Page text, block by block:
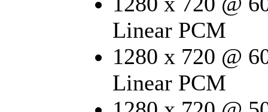
Linear PCM
1280 x 720 @
Linear PCM